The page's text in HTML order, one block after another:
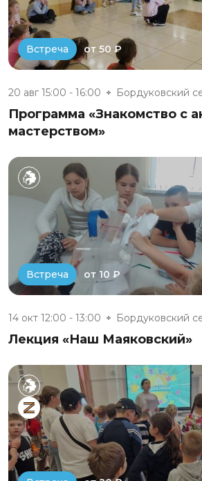
Встреча от 50 ₽
20 авг 15:00 - 16:00 Бордуковский
Программа «Знакомство с
мастерством»
Встреча от 10 ₽
14 окт 12:00 - 13:00 Бордуковский
Лекция «Наш Маяковский»